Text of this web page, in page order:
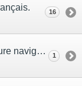
16
Ajouts de données pour une meilleure navigation sur le forum. 1